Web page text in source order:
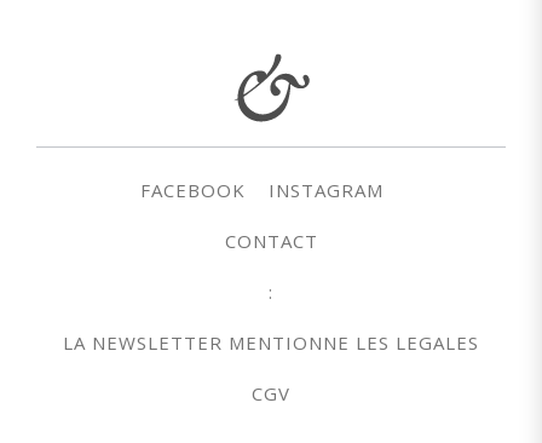
FACEBOOK INSTAGRAM
CONTACT
:
LA NEWSLETTER MENTIONNE LES LEGALES
CGV